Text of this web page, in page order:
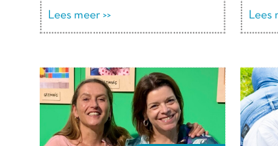
kletsboeken open. We hebben
genoten van alle
reizigers tot trouwe fans die
speciaal langskwamen.
Slaapklets-bezitters die
ontdekten …Lees verder
Lees meer >>
hele
pop-
Lees